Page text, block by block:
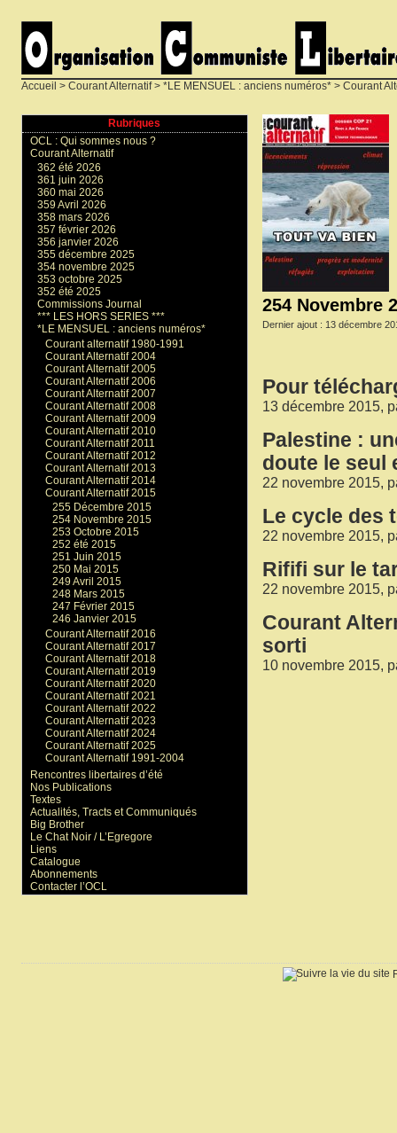
Accueil > Courant Alternatif> *LE MENSUEL : anciens numéros* > Courant
254 Novembre
Dernier ajout : 13 décembre
Pour
13 décembre 2015,
Palestine :
doute le seul
22 novembre 2015,
Le cycle des
22 novembre 2015,
Rififi sur le
22 novembre 2015,
Courant
sorti
10 novembre 2015,
Rubriques
OCL : Qui sommes nous ?
Courant Alternatif
362 été 2026
361 juin 2026
360 mai 2026
359 Avril 2026
358 mars 2026
357 février 2026
356 janvier 2026
355 décembre 2025
354 novembre 2025
353 octobre 2025
352 été 2025
Commissions Journal
*** LES HORS SERIES ***
*LE MENSUEL : anciens numéros*
Courant alternatif 1980-1991
Courant Alternatif 2004
Courant Alternatif 2005
Courant Alternatif 2006
Courant Alternatif 2007
Courant Alternatif 2008
Courant Alternatif 2009
Courant Alternatif 2010
Courant Alternatif 2011
Courant Alternatif 2012
Courant Alternatif 2013
Courant Alternatif 2014
Courant Alternatif 2015
255 Décembre 2015
254 Novembre 2015
253 Octobre 2015
252 été 2015
251 Juin 2015
250 Mai 2015
249 Avril 2015
248 Mars 2015
247 Février 2015
246 Janvier 2015
Courant Alternatif 2016
Courant Alternatif 2017
Courant Alternatif 2018
Courant Alternatif 2019
Courant Alternatif 2020
Courant Alternatif 2021
Courant Alternatif 2022
Courant Alternatif 2023
Courant Alternatif 2024
Courant Alternatif 2025
Courant Alternatif 1991-2004
Rencontres libertaires d’été
Nos Publications
Textes
Actualités, Tracts et Communiqués
Big Brother
Le Chat Noir / L’Egregore
Liens
Catalogue
Abonnements
Contacter l’OCL